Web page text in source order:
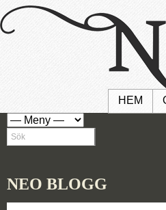
HEM
NEO BLOGG